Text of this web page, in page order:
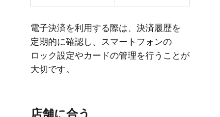
電子決済を​利用する​際は、​決済履歴を​
定期的に​確認し、​スマートフォンの​
ロック​設定や​カードの​管理を​行うことが​
大切です。
店舗に​合う​